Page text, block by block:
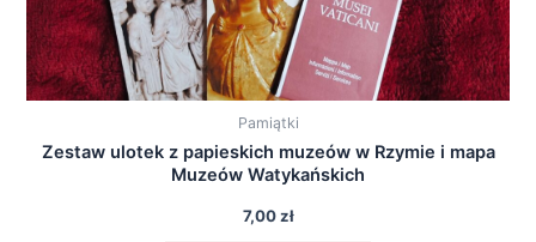
Pamiątki
Zestaw ulotek z papieskich muzeów w Rzymie i mapa
Muzeów Watykańskich
7,00zł